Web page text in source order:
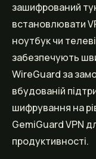
зашифрований
встановлювати
ноутбук чи
забезпечують
WireGuard за
вбудованій
шифрування на
GemiGuard VPN
продуктивності.